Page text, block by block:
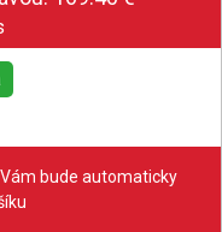
bude automaticky